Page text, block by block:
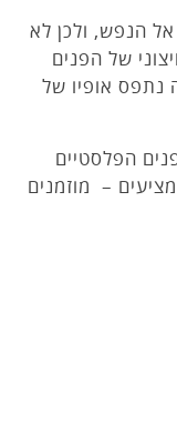
הנפש, ולכן לא
של הפנים
נתפס אופיו של
הפלסטיים
– מוזמנים